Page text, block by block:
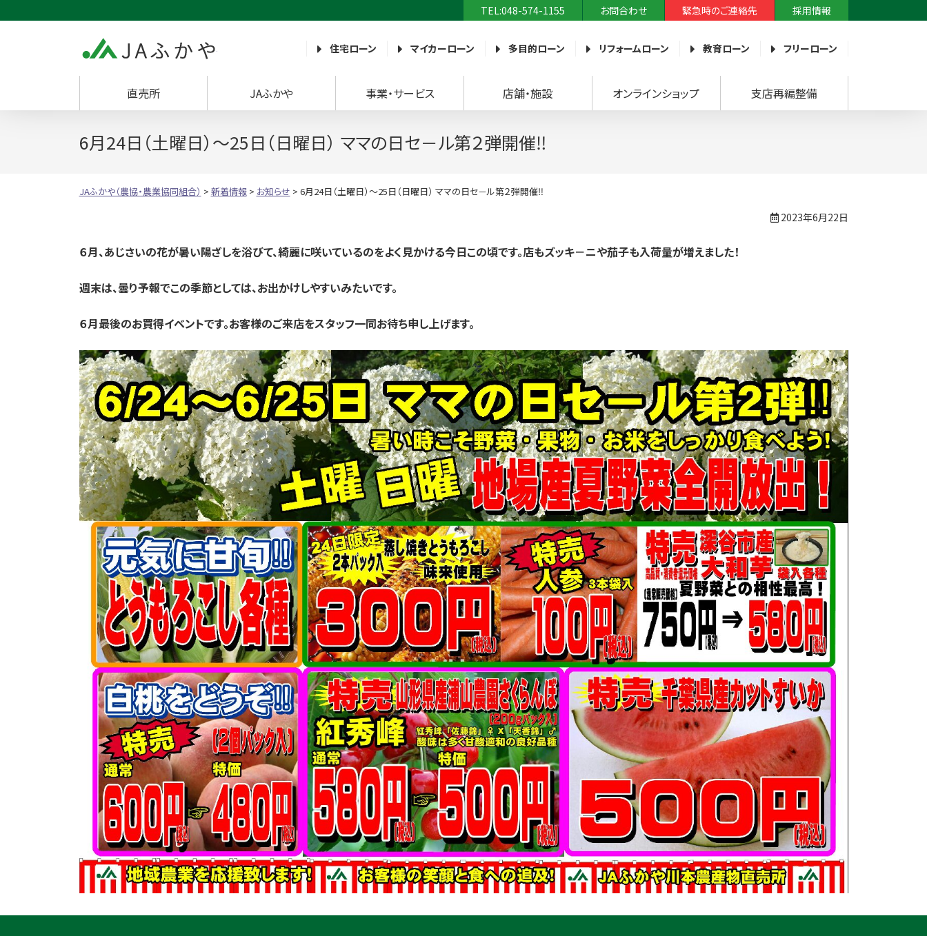
TEL:048-574-1155 お問合わせ 緊急時のご連絡先 採用情報
JAふかや（農協・農業協同組合）
住宅ローン マイカーローン 多目的ローン リフォームローン 教育ローン フリーローン
直売所 JAふかや 事業・サービス 店舗・施設 オンラインショップ 支店再編整備
6月24日（土曜日）～25日（日曜日） ママの日セ－ル第２弾開催‼
JAふかや（農協・農業協同組合） > 新着情報> お知らせ > 6月24日（土曜日）～25日（日曜日） ママの日セ－ル第２弾開催‼
2023年6月22日
６月、あじさいの花が暑い陽ざしを浴びて、綺麗に咲いているのをよく見かける今日この頃です。店もズッキ－ニや茄子も入荷量が増えました！
週末は、曇り予報でこの季節としては、お出かけしやすいみたいです。
６月最後のお買得イベントです。お客様のご来店をスタッフ一同お待ち申し上げます。